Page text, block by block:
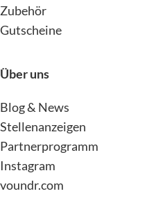
Zubehör
Gutscheine
Über uns
Blog & News
Stellenanzeigen
Partnerprogramm
Instagram
voundr.com